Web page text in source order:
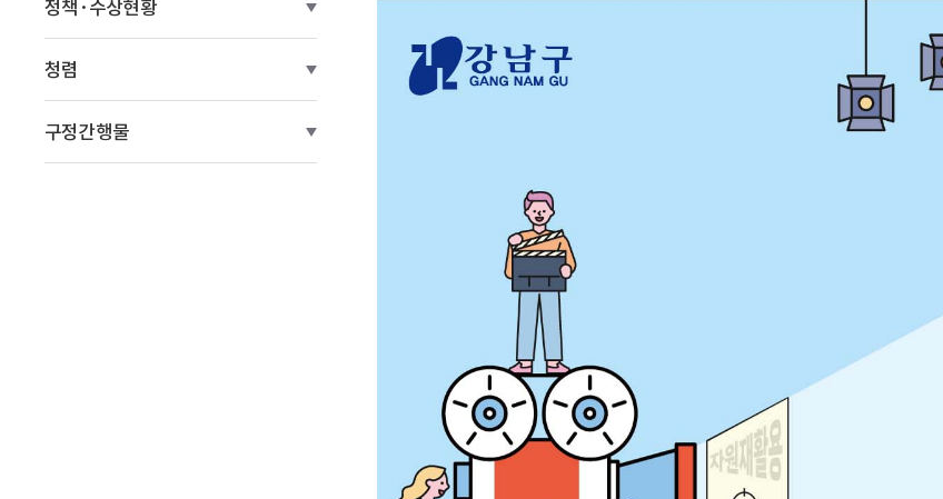
정책·수상현황
청렴
구정간행물